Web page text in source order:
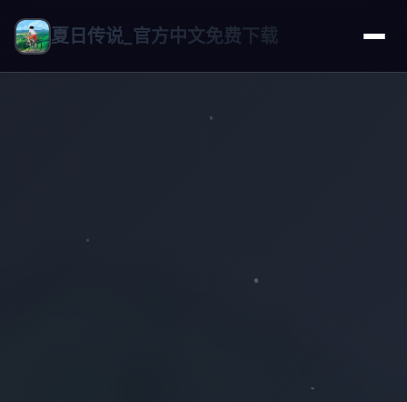
夏日传说_官方中文免费下载